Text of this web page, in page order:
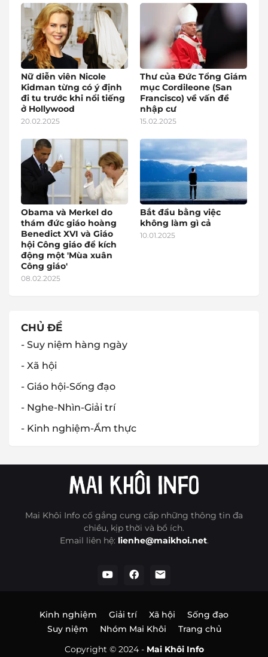
Nữ diễn viên Nicole
Kidman từng có ý định
đi tu trước khi nổi tiếng
ở Hollywood
20.02.2025
Thư của Đức Tổng Giám
mục Cordileone (San
Francisco) về vấn đề
nhập cư
15.02.2025
Obama và Merkel do
thám đức giáo hoàng
Benedict XVI và Giáo
hội Công giáo để kích
động một 'Mùa xuân
Công giáo'
08.02.2025
Bắt đầu bằng việc
không làm gì cả
10.01.2025
CHỦ ĐỀ
- Suy niệm hàng ngày
- Xã hội
- Giáo hội-Sống đạo
- Nghe-Nhìn-Giải trí
- Kinh nghiệm-Ẩm thực
Mai Khôi Info cố gắng cung cấp những thông tin đa
chiều, kịp thời và bổ ích.
Email liên hệ: lienhe@maikhoi.net.
Copyright © 2024 - Mai Khôi Info
Kinh nghiệm Giải trí Xã hội
Sống đạo
Suy niệm
Nhóm Mai Khôi Trang chủ